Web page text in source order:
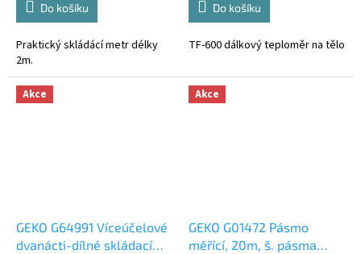
Do košíku
Praktický skládácí metr délky
2m.
Do košíku
TF-600 dálkový teploměr na tělo
Akce
GEKO G64991 Víceúčelové
dvanácti-dílné skládací
Akce
GEKO G01472 Pásmo
měřící, 20m, š. pásma